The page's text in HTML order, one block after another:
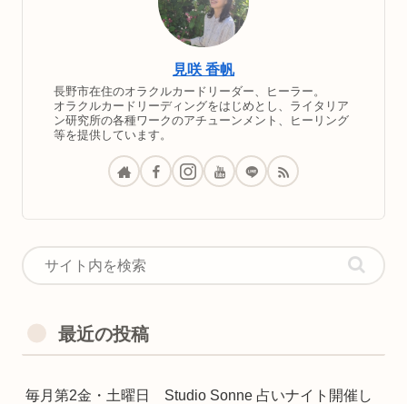
見咲 香帆
長野市在住のオラクルカードリーダー、ヒーラー。
オラクルカードリーディングをはじめとし、ライタリア
ン研究所の各種ワークのアチューンメント、ヒーリング
等を提供しています。
最近の投稿
毎月第2金・土曜日 Studio Sonne 占いナイト開催し